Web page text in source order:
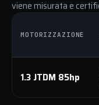
viene misurata e
MOTORIZZAZIONE
1.3 JTDM 85hp